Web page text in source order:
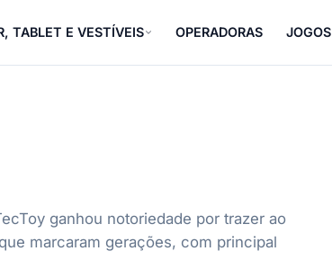
TABLET E VESTÍVEIS OPERADORAS JOGOS
ganhou notoriedade por trazer ao
marcaram gerações, com principal